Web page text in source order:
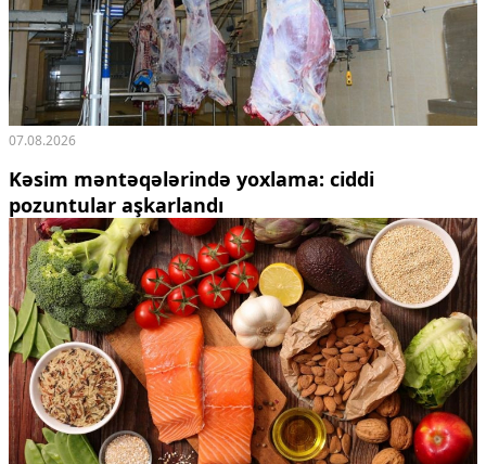
07.08.2026
Kəsim məntəqələrində yoxlama: ciddi
pozuntular aşkarlandı